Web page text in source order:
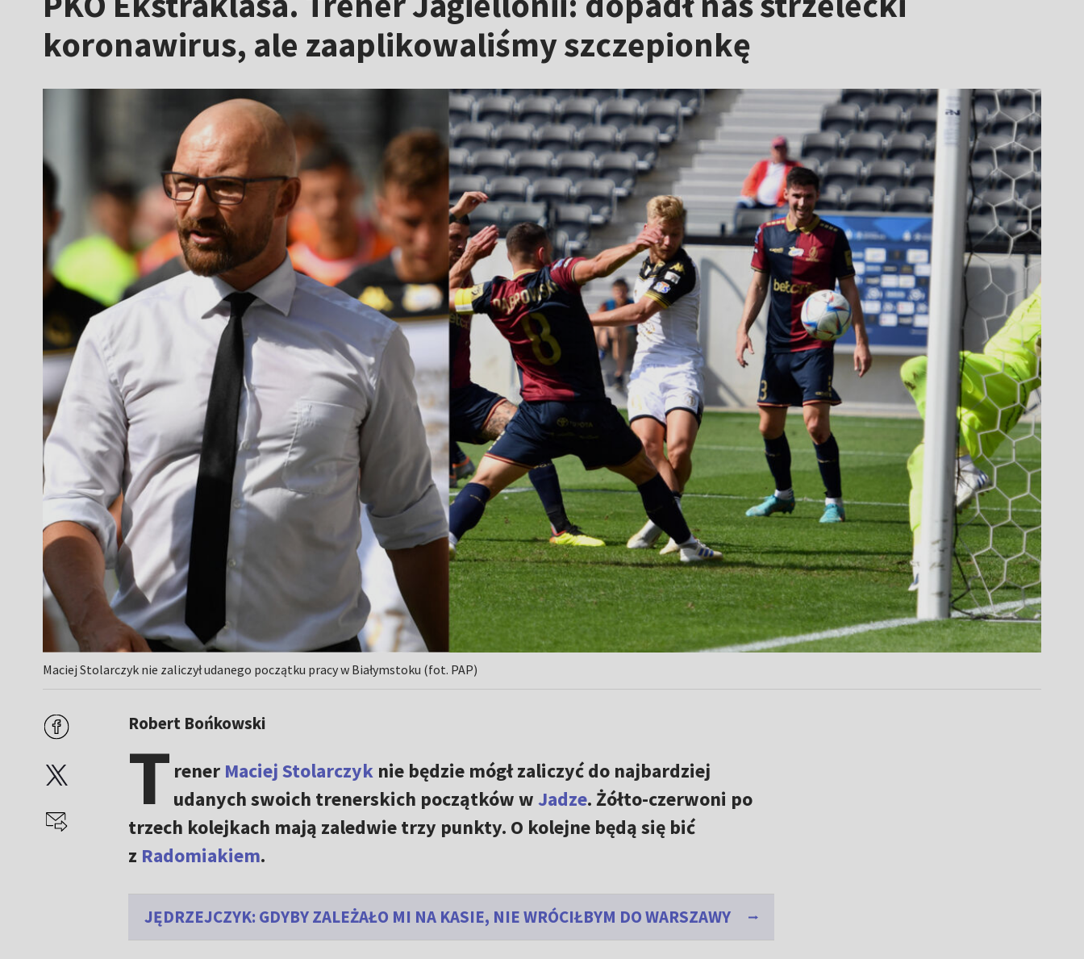
koronawirus, ale zaaplikowaliśmy szczepionkę
Maciej Stolarczyk nie zaliczył udanego początku pracy w Białymstoku (fot. PAP)
Robert Bońkowski
T rener Maciej Stolarczyknie będzie mógł zaliczyć do najbardziej
udanych swoich trenerskich początków wJadze. Żółto-czerwoni po
trzech kolejkach mają zaledwie trzy punkty. O kolejne będą się bić
z Radomiakiem.
JĘDRZEJCZYK: GDYBY ZALEŻAŁO MI NA KASIE, NIE WRÓCIŁBYM DO WARSZAWY